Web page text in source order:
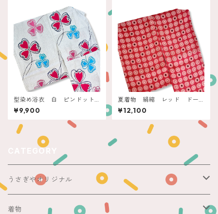
型染め浴衣 白 ピンドット
にクローバー
¥9,900
夏着物 絹縮 レッド ドー
ナツドット
¥12,100
CATEGORY
うさぎやオリジナル
ericoさん
着物